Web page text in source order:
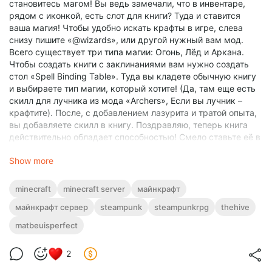
становитесь магом! Вы ведь замечали, что в инвентаре,
рядом с иконкой, есть слот для книги? Туда и ставится
ваша магия! Чтобы удобно искать крафты в игре, слева
снизу пишите «@wizards», или другой нужный вам мод.
Всего существует три типа магии: Огонь, Лёд и Аркана.
Чтобы создать книги с заклинаниями вам нужно создать
стол «Spell Binding Table». Туда вы кладете обычную книгу
и выбираете тип магии, который хотите! (Да, там еще есть
скилл для лучника из мода «Archers», Если вы лучник –
крафтите). После, с добавлением лазурита и тратой опыта,
вы добавляете скилл в книгу. Поздравляю, теперь книга
действительно обладает способностью! Смело ставьте её в
сделать 2 вещи: в Настройках-Управление-Назначение
Hotbar Slot 1» на кнопку, которая не используется (я
типу «Orb» или «Staff», не обязательно того типа магии,
который вы скрафтили, но тогда вам не будет даваться
которую поставили!
👉Изначально, мне казалось, что урона мало. Но на самом
Show more
minecraft minecraft server
майнкрафт
майнкрафт сервер
steampunk steampunkrpg
thehive
matbeuisperfect
2